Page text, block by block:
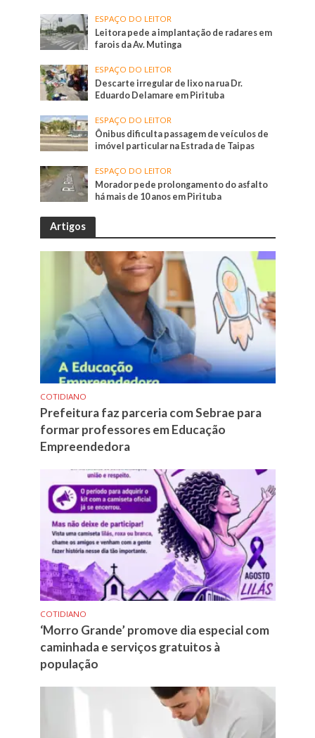
ESPAÇO DO LEITOR
Leitora pede a implantação de radares em
farois da Av. Mutinga
ESPAÇO DO LEITOR
Descarte irregular de lixo na rua Dr.
Eduardo Delamare em Pirituba
ESPAÇO DO LEITOR
Ônibus dificulta passagem de veículos de
imóvel particular na Estrada de Taipas
ESPAÇO DO LEITOR
Morador pede prolongamento do asfalto
há mais de 10 anos em Pirituba
Artigos
COTIDIANO
Prefeitura faz parceria com Sebrae para
formar professores em Educação
Empreendedora
COTIDIANO
‘Morro Grande’ promove dia especial com
caminhada e serviços gratuitos à
população